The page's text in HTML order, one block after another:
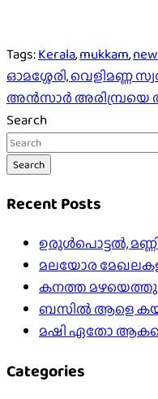
Tags:Kerala,mukkam,
Post
navigation
ഓമശ്ശേരി, വെളിമണ്ണ
അൻസാർ അരിമ്പ്രയെ
Search
Search
Recent Posts
ഉരുൾപൊട്ടൽ,
മലയോര
കനത്ത
ബസിൽ ആളെ
മഷി ഏതോ
Categories